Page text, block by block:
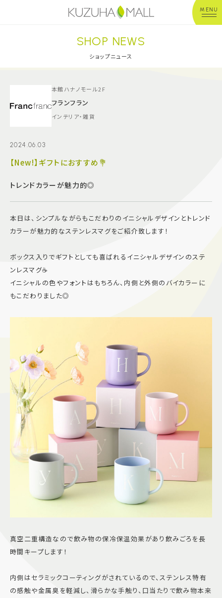
MENU
年中無休平 日：10:00~20:00
※店舗により異なる
ショップガイド
グルメ＆フード
施設案内
よくあるご質問
Follow US
SHOP NEWS
ショップニュース
本館ハナノモール2F
フランフラン
インテリア・雑貨
2024.06.03
【New!】ギフトにおすすめ💐
トレンドカラーが魅力的◎
本日は、シンプルながらもこだわりのイニシャルデザインとトレンド
カラーが魅力的なステンレスマグをご紹介致します！
ボックス入りでギフトとしても喜ばれるイニシャルデザインのステ
ンレスマグ☕️
イニシャルの色やフォントはもちろん、内側と外側のバイカラーに
もこだわりました◎
真空二重構造なので飲み物の保冷保温効果があり飲みごろを長
時間キープします！
内側はセラミックコーティングがされているので、ステンレス特有
の感触や金属臭を軽減し、滑らかな手触り、口当たりで飲み物本来